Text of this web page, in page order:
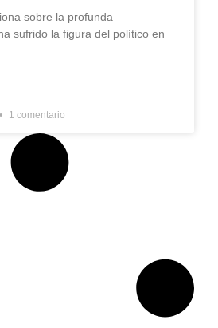
sobre la profunda
sufrido la figura del político en
1 comentario